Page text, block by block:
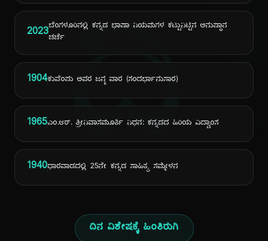
ದಿ
2023ಬೆಂಗಳೂರಿನಲ್ಲಿ ಕನ್ನಡ ಭಾಷಾ ನಿಯಮಗಳ ಕಟ್ಟುನಿಟ್ಟಿನ ಅನುಷ್ಠಾನ
ಚರ್ಚೆ
1904ಕುವೆಂಪು ಅವರ ಜನ್ಮ ವಾರ (ಸಂದರ್ಭಾನುಸಾರ)
1965ಎಂ.ಆರ್. ಶ್ರೀನಿವಾಸಮೂರ್ತಿ ನಿಧನ: ಕನ್ನಡದ ಹಿರಿಯ ವಿದ್ವಾಂಸ
1940ಧಾರವಾಡದಲ್ಲಿ 25ನೇ ಕನ್ನಡ ಸಾಹಿತ್ಯ ಸಮ್ಮೇಳನ
ದಿನ ವಿಶೇಷಕ್ಕೆ ಹಿಂತಿರುಗಿ